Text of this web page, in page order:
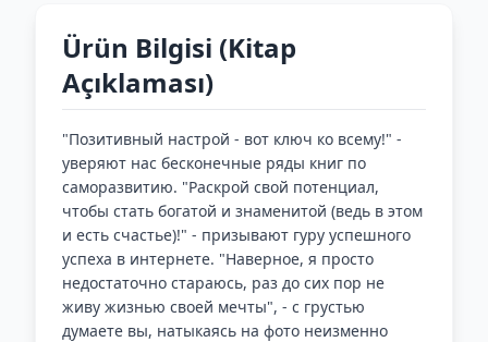
Ürün Bilgisi (Kitap
Açıklaması)
"Позитивный настрой - вот ключ ко всему!" -
уверяют нас бесконечные ряды книг по
саморазвитию. "Раскрой свой потенциал,
чтобы стать богатой и знаменитой (ведь в этом
и есть счастье)!" - призывают гуру успешного
успеха в интернете. "Наверное, я просто
недостаточно стараюсь, раз до сих пор не
живу жизнью своей мечты", - с грустью
думаете вы, натыкаясь на фото неизменно